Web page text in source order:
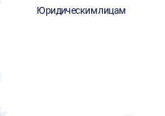
Юридическим лицам